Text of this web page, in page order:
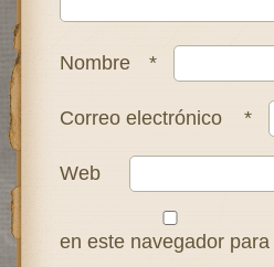
Nombre *
Correo electrónico *
Web
en este navegador